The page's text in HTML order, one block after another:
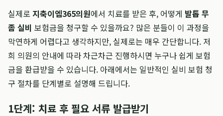
실제로 지축이엠365의원에서 치료를 받은 후, 어떻게 발톱 무
좀 실비 보험금을 청구할 수 있을까요? 많은 분들이 이 과정을
막연하게 어렵다고 생각하지만, 실제로는 매우 간단합니다. 저
희 의원의 안내에 따라 차근차근 진행하시면 누구나 쉽게 보험
금을 환급받을 수 있습니다. 아래에서는 일반적인 실비 보험 청
구 절차를 단계별로 설명해 드립니다.
1단계: 치료 후 필요 서류 발급받기